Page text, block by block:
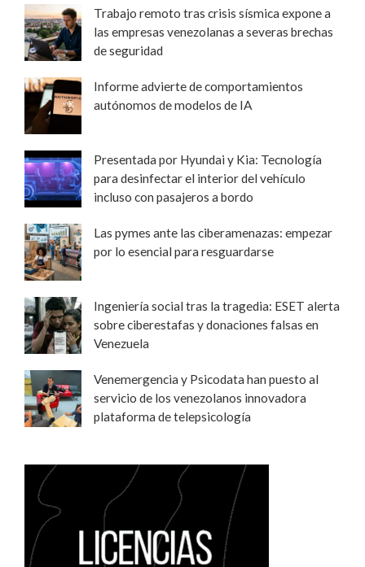
Trabajo remoto tras crisis sísmica expone a
las empresas venezolanas a severas brechas
de seguridad
Informe advierte de comportamientos
autónomos de modelos de IA
Presentada por Hyundai y Kia: Tecnología
para desinfectar el interior del vehículo
incluso con pasajeros a bordo
Las pymes ante las ciberamenazas: empezar
por lo esencial para resguardarse
Ingeniería social tras la tragedia: ESET alerta
sobre ciberestafas y donaciones falsas en
Venezuela
Venemergencia y Psicodata han puesto al
servicio de los venezolanos innovadora
plataforma de telepsicología